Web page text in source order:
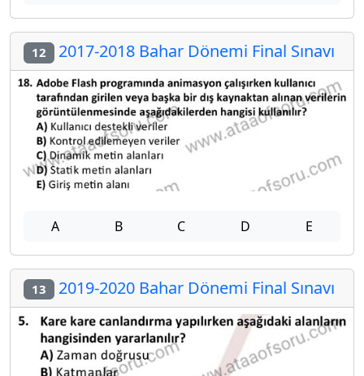
12 2017-2018 Bahar Dönemi Final Sınavı
A B C D E
13 2019-2020 Bahar Dönemi Final Sınavı